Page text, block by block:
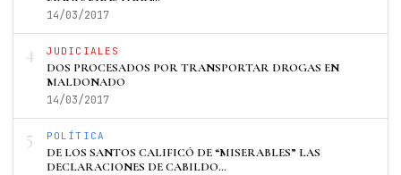
14/03/2017
4 JUDICIALES
DOS PROCESADOS POR TRANSPORTAR DROGAS EN
MALDONADO
14/03/2017
5 POLÍTICA
DE LOS SANTOS CALIFICÓ DE “MISERABLES” LAS
DECLARACIONES DE CABILDO…